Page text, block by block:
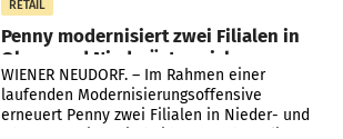
RETAIL
Penny modernisiert zwei Filialen in
Ober- und Niederösterreich
WIENER NEUDORF. – Im Rahmen einer
laufenden Modernisierungsoffensive
erneuert Penny zwei Filialen in Nieder- und